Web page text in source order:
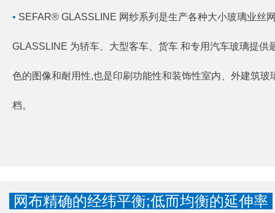
• SEFAR® GLASSLINE 网纱系列是生产各种大小玻璃业丝
GLASSLINE 为轿车、大型客车、货车 和专用汽车玻璃提供
色的图像和耐用性,也是印刷功能性和装饰性室内、外建筑玻
档。
网布精确的经纬平衡;低而均衡的延伸率